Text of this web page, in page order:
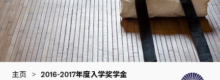
主页 > 2016-2017年度入学奖学金